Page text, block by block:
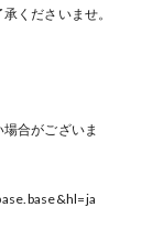
くださいませ。
合がございま
&hl=ja